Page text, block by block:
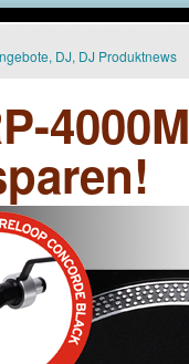
, DJ, DJ Produktnews